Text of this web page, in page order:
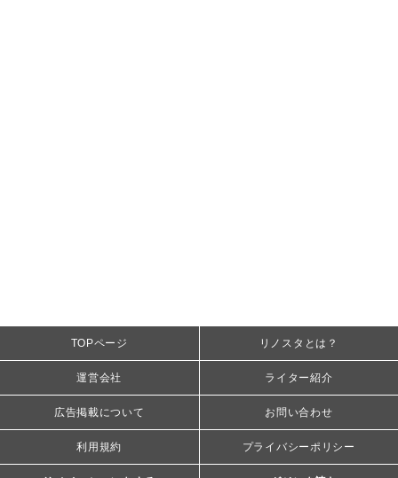
TOPページ リノスタとは？
運営会社 ライター紹介
広告掲載について お問い合わせ
利用規約 プライバシーポリシー